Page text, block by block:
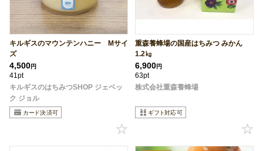
キルギスのマウンテンハニー Mサイ
ズ
4,500円
41pt
キルギスのはちみつSHOP ジェベッ
ク ジョル
重森養蜂場の国産はちみつ みかん
1.2㎏
6,900円
63pt
株式会社重森養蜂場